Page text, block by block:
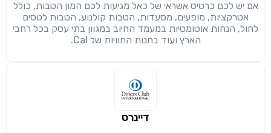
אם יש לכם כרטיס אשראי של כאל מגיעות לכם המון הטבות, כולל
אטרקציות, מופעים, מסעדות, הטבות קולנוע, הטבות לטסים
לחול, הנחות אוטומטיות במעמד החיוב במגוון בתי עסק בכל רחבי
הארץ ועוד בחנות החוויות של Cal.
דיינרס